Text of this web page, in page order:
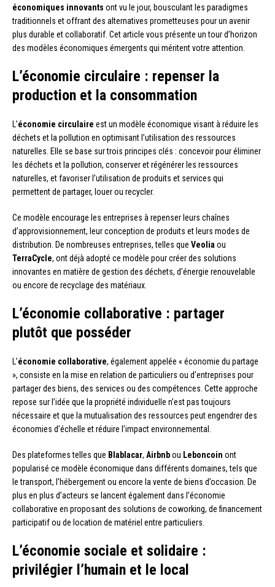
économiques innovants ont vu le jour, bousculant les paradigmes
traditionnels et offrant des alternatives prometteuses pour un avenir
plus durable et collaboratif. Cet article vous présente un tour d’horizon
des modèles économiques émergents qui méritent votre attention.
L’économie circulaire : repenser la
production et la consommation
L’économie circulaire est un modèle économique visant à réduire les
déchets et la pollution en optimisant l’utilisation des ressources
naturelles. Elle se base sur trois principes clés : concevoir pour éliminer
les déchets et la pollution, conserver et régénérer les ressources
naturelles, et favoriser l’utilisation de produits et services qui
permettent de partager, louer ou recycler.
Ce modèle encourage les entreprises à repenser leurs chaînes
d’approvisionnement, leur conception de produits et leurs modes de
distribution. De nombreuses entreprises, telles que Veolia ou
TerraCycle, ont déjà adopté ce modèle pour créer des solutions
innovantes en matière de gestion des déchets, d’énergie renouvelable
ou encore de recyclage des matériaux.
L’économie collaborative : partager
plutôt que posséder
L’économie collaborative, également appelée « économie du partage
», consiste en la mise en relation de particuliers ou d’entreprises pour
partager des biens, des services ou des compétences. Cette approche
repose sur l’idée que la propriété individuelle n’est pas toujours
nécessaire et que la mutualisation des ressources peut engendrer des
économies d’échelle et réduire l’impact environnemental.
Des plateformes telles que Blablacar, Airbnbou Leboncoin ont
popularisé ce modèle économique dans différents domaines, tels que
le transport, l’hébergement ou encore la vente de biens d’occasion. De
plus en plus d’acteurs se lancent également dans l’économie
collaborative en proposant des solutions de coworking, de financement
participatif ou de location de matériel entre particuliers.
L’économie sociale et solidaire :
privilégier l’humain et le local